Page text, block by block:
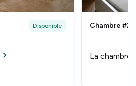
Disponible Chambre #2
La chambre